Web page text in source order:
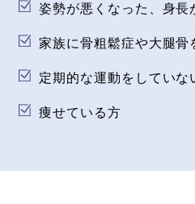
姿勢が悪くなった、身長
家族に骨粗鬆症や大腿骨
定期的な運動をしていな
痩せている方